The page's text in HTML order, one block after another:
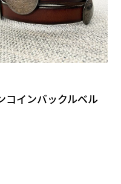
コインバックルベル